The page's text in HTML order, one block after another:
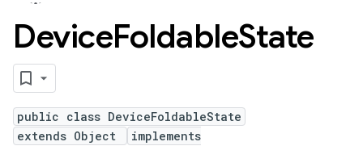
DeviceFoldableState
public class DeviceFoldableState
extends Object
implements